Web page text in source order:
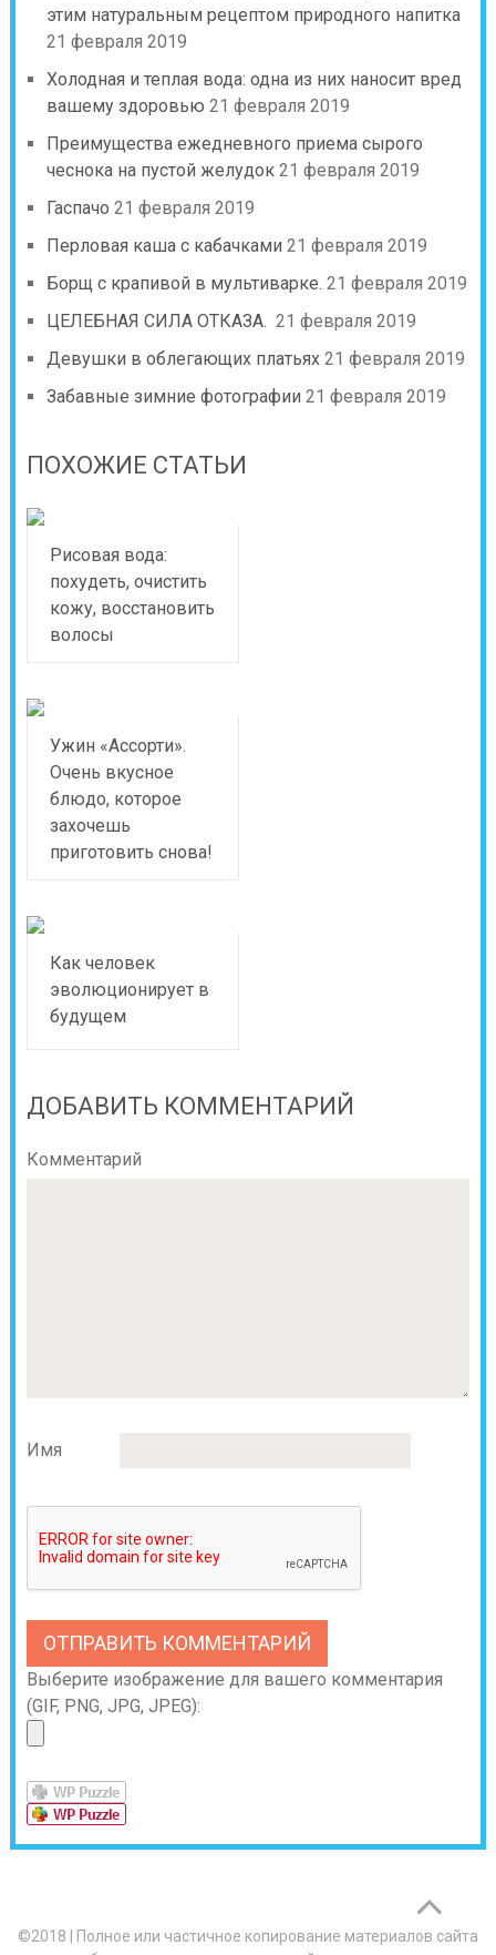
этим натуральным рецептом природного напитка
21 февраля 2019
Холодная и теплая вода: одна из них наносит вред
вашему здоровью 21 февраля 2019
Преимущества ежедневного приема сырого
чеснока на пустой желудок 21 февраля 2019
Гаспачо 21 февраля 2019
Перловая каша с кабачками 21 февраля 2019
Борщ с крапивой в мультиварке. 21 февраля 2019
ЦЕЛЕБНАЯ СИЛА ОТКАЗА. 21 февраля 2019
Девушки в облегающих платьях 21 февраля 2019
Забавные зимние фотографии 21 февраля 2019
ПОХОЖИЕ СТАТЬИ
Рисовая вода:
похудеть, очистить
кожу, восстановить
волосы
Ужин «Ассорти».
Очень вкусное
блюдо, которое
захочешь
приготовить снова!
Как человек
эволюционирует в
будущем
ДОБАВИТЬ КОММЕНТАРИЙ
Комментарий
Имя
Выберите изображение для вашего комментария
(GIF, PNG, JPG, JPEG):
©2018
Полное или частичное копирование материалов сайта